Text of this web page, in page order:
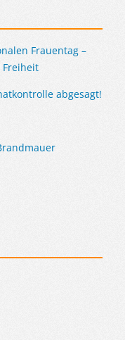
Frauentag –
Freiheit
abgesagt!